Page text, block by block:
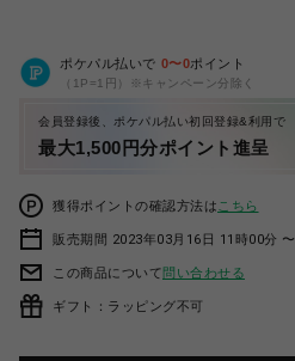
ポケパル払いで 0〜0ポイント
（1P=1円）※キャンペーン分除く
会員登録後、ポケパル払い初回登録&利用で
最大1,500円分ポイント進呈
獲得ポイントの確認方法は こちら
販売期間 2023年03月16日 11時00分 〜
この商品について問い合わせる
ギフト：ラッピング不可